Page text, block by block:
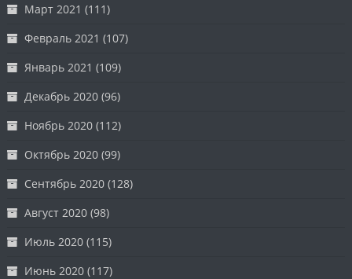
Март 2021 (111)
Февраль 2021 (107)
Январь 2021 (109)
Декабрь 2020 (96)
Ноябрь 2020 (112)
Октябрь 2020 (99)
Сентябрь 2020 (128)
Август 2020 (98)
Июль 2020 (115)
Июнь 2020 (117)